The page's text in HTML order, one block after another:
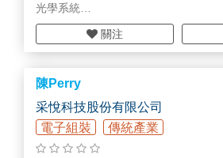
光學系統
光學加工
關注
陳Perry
采悅科技股份有限公司
電子組裝
傳統產業